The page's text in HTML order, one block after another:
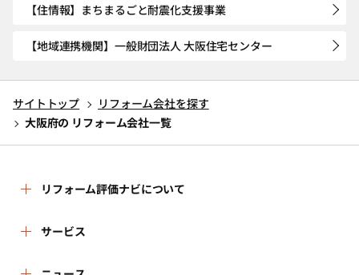
【住情報】まちまるごと耐震化支援事業
【地域連携機関】一般財団法人 大阪住宅センター
サイトトップ
リフォーム会社を探す
大阪府の リフォーム会社一覧
リフォーム評価ナビについて
リフォーム評価ナビとは
サービス